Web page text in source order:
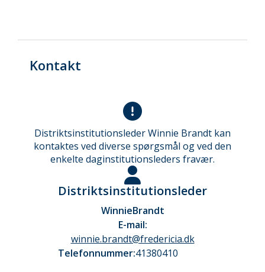
Kontakt
Distriktsinstitutionsleder Winnie Brandt kan
kontaktes ved diverse spørgsmål og ved den
enkelte daginstitutionsleders fravær.
Distriktsinstitutionsleder
WinnieBrandt
E-mail:
winnie.brandt@fredericia.dk
Telefonnummer:41380410